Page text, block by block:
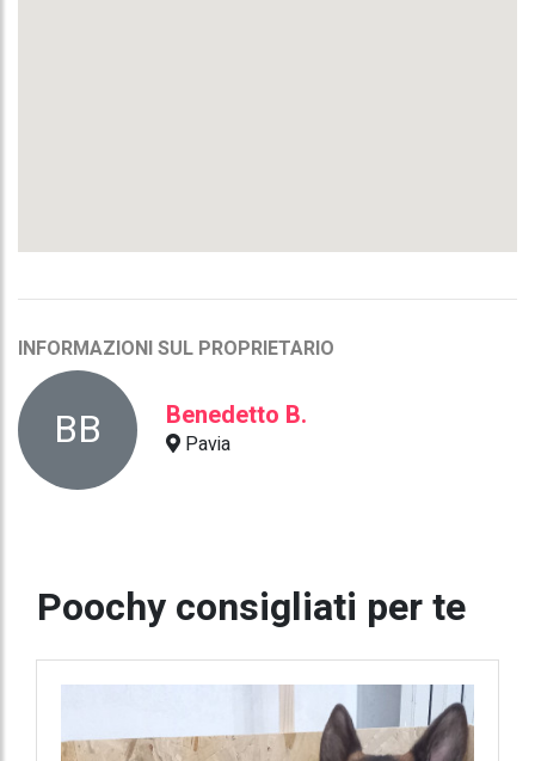
INFORMAZIONI SUL PROPRIETARIO
BB Benedetto B.
Pavia
Poochy consigliati per te